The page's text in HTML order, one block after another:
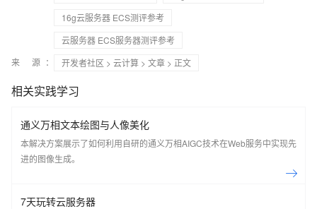
16g云服务器 ECS测评参考
云服务器 ECS服务器测评参考
来 源：
开发者社区 > 云计算 > 文章 > 正文
相关实践学习
通义万相文本绘图与人像美化
本解决方案展示了如何利用自研的通义万相AIGC技术在Web服务中实现先
进的图像生成。
7天玩转云服务器